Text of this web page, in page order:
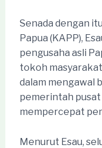
Senada dengan
Papua (KAPP),
pengusaha asli
tokoh
dalam mengawal
pemerintah
mempercepat
Menurut Esau,